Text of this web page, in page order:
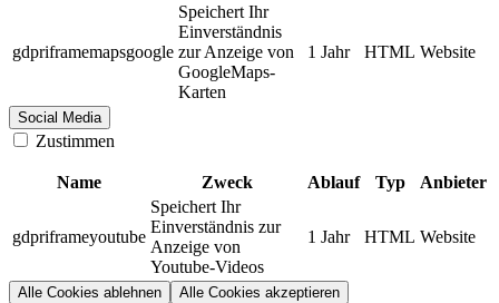
gdpriframemapsgoogle
Speichert Ihr
Einverständnis
zur Anzeige von
GoogleMaps-
Karten
1 Jahr HTML Website
Social Media
Zustimmen
Name Zweck Ablauf Typ Anbieter
gdpriframeyoutube
Speichert Ihr
Einverständnis zur
Anzeige von
Youtube-Videos
1 Jahr HTML Website
Alle Cookies ablehnen Alle Cookies akzeptieren